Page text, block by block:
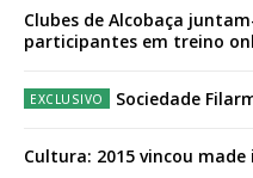
Clubes de Alcobaça
participantes em treino
Sociedade
Cultura: 2015 vincou